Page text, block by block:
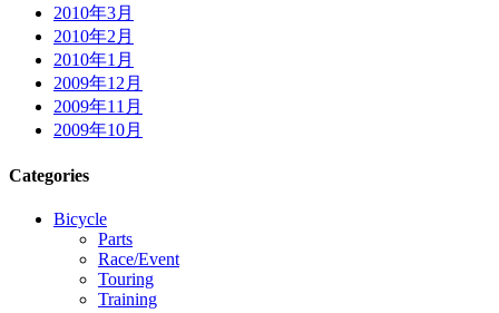
2010年3月
2010年2月
2010年1月
2009年12月
2009年11月
2009年10月
Categories
Bicycle
Parts
Race/Event
Touring
Training